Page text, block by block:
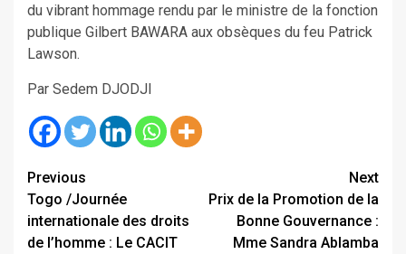
du vibrant hommage rendu par le ministre de la fonction
publique Gilbert BAWARA aux obsèques du feu Patrick
Lawson.
Par Sedem DJODJI
Continue
Reading
Previous
Togo /Journée
internationale des droits
de l’homme : Le CACIT
Next
Prix de la Promotion de la
Bonne Gouvernance :
Mme Sandra Ablamba